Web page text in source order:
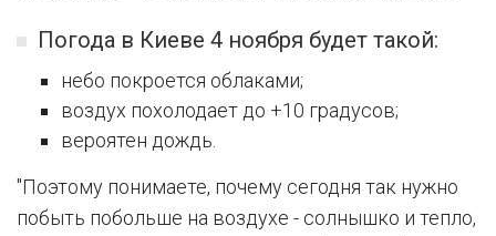
Погода в Киеве 4 ноября будет такой:
небо покроется облаками;
воздух похолодает до +10 градусов;
вероятен дождь.
"Поэтому понимаете, почему сегодня так нужно
побыть побольше на воздухе - солнышко и тепло,